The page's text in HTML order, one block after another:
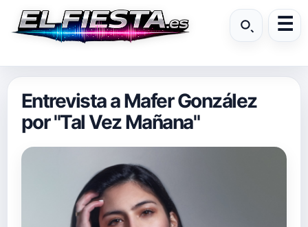
Entrevista a Mafer González
por "Tal Vez Mañana"